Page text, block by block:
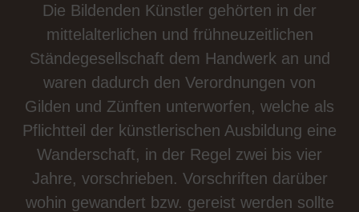
Die Bildenden Künstler gehörten in der
mittelalterlichen und frühneuzeitlichen
Ständegesellschaft dem Handwerk an und
waren dadurch den Verordnungen von
Gilden und Zünften unterworfen, welche als
Pflichtteil der künstlerischen Ausbildung eine
Wanderschaft, in der Regel zwei bis vier
Jahre, vorschrieben. Vorschriften darüber
wohin gewandert bzw. gereist werden sollte